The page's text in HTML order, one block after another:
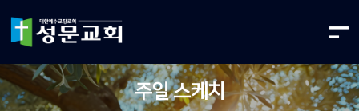
주일 스케치